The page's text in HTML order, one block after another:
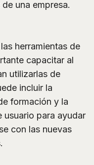
una empresa.
herramientas de
capacitar al
utilizarlas de
incluir la
formación y la
usuario para ayudar
con las nuevas